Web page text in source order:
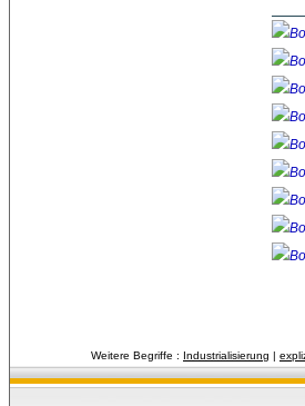
Weitere Begriffe : Industrialisierung |